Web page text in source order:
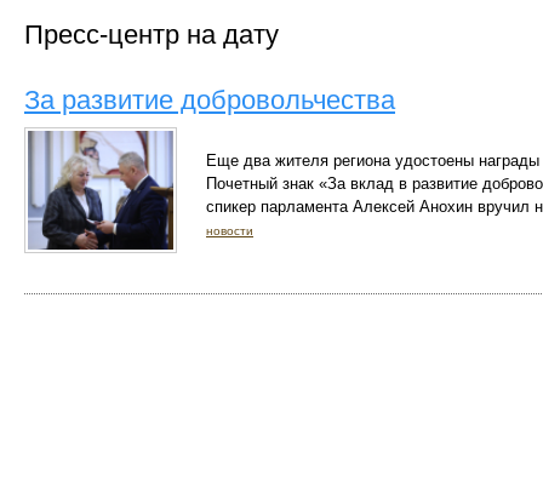
Пресс-центр на дату
За развитие добровольчества
Еще два жителя региона удостоены
Почетный знак «За вклад в развитие
спикер парламента Алексей Анохин вручил
новости